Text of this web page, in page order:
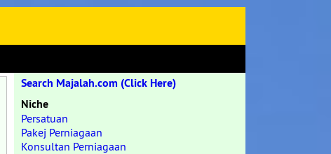
Search Majalah.com (Click Here)
Niche
Persatuan
Pakej Perniagaan
Konsultan Perniagaan